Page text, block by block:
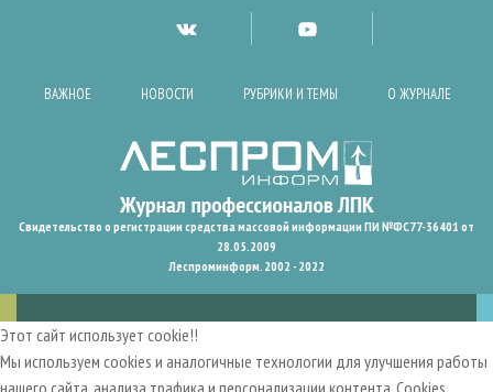
ВАЖНОЕ НОВОСТИ РУБРИКИ И ТЕМЫ О ЖУРНАЛЕ
Свидетельство о регистрации средства массовой информации ПИ №ФС77-36401 от
28.05.2009
Леспроминформ. 2002 - 2022
Этот сайт использует cookie!!
Мы используем cookies и аналогичные технологии для улучшения работы